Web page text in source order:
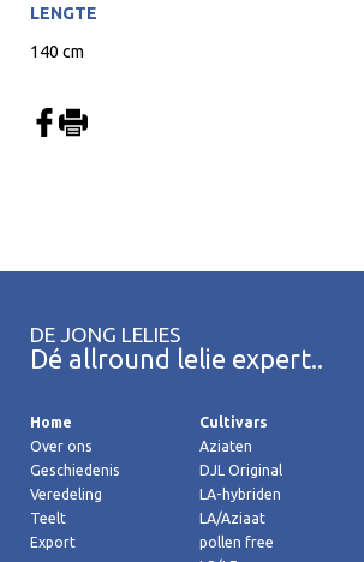
LENGTE
140 cm
DE JONG LELIES
Dé allround lelie expert..
Home
Over ons
Geschiedenis
Veredeling
Teelt
Export
Cultivars
Aziaten
DJL Original
LA-hybriden
LA/Aziaat
pollen free